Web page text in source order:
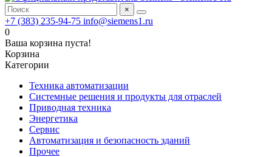
×
+7 (383) 235-94-75 info@siemens1.ru
0
Ваша корзина пуста!
Корзина
Категории
Техника автоматизации
Системные решения и продукты для отраслей
Приводная техника
Энергетика
Сервис
Автоматизация и безопасность зданий
Прочее